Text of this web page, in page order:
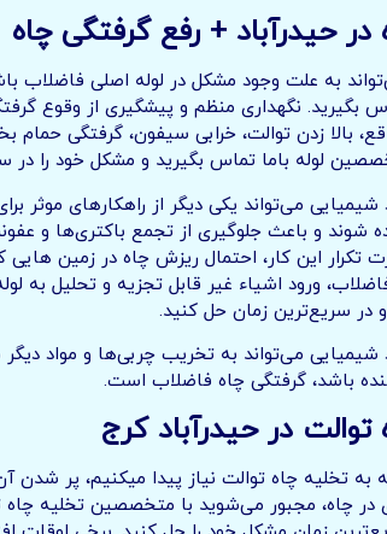
در حیدرآباد + رفع گرفتگی چاه
به علت وجود مشکل در لوله اصلی فاضلاب
بگیرید. نگهداری منظم و پیشگیری از وقوع
بالا زدن توالت، خرابی سیفون، گرفتگی
لوله باما تماس بگیرید و مشکل خود را
شیمیایی می‌تواند یکی دیگر از راهکارهای موثر
شوند و باعث جلوگیری از تجمع باکتری‌ها و
تکرار این کار، احتمال ریزش چاه در زمین
ورود اشیاء غیر قابل تجزیه و تحلیل به
سریع‌ترین زمان حل کنید.
شیمیایی می‌تواند به تخریب چربی‌ها و مواد
باشد، گرفتگی چاه فاضلاب است.
توالت در حیدرآباد کرج
به تخلیه چاه توالت نیاز پیدا میکنیم، پر
در چاه، مجبور می‌شوید با متخصصین تخلیه چاه